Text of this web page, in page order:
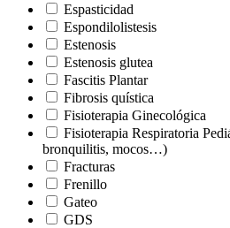
Espasticidad
Espondilolistesis
Estenosis
Estenosis glutea
Fascitis Plantar
Fibrosis quística
Fisioterapia Ginecológica
Fisioterapia Respiratoria
bronquilitis, mocos…)
Fracturas
Frenillo
Gateo
GDS